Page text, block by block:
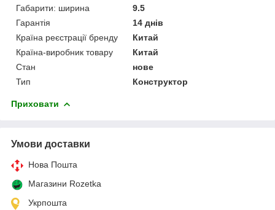
Габарити: ширина
9.5
Гарантія
14 днів
Країна реєстрації бренду
Китай
Країна-виробник товару
Китай
Стан
нове
Тип
Конструктор
Приховати
Умови доставки
Нова Пошта
Магазини Rozetka
Укрпошта